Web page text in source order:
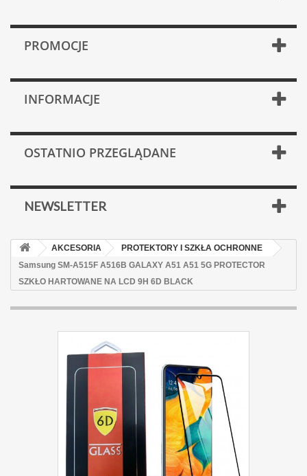
PROMOCJE
INFORMACJE
OSTATNIO PRZEGLĄDANE
NEWSLETTER
AKCESORIA
PROTEKTORY I SZKŁA OCHRONNE
Samsung SM-A515F A516B GALAXY A51 A51 5G PROTECTOR
SZKŁO HARTOWANE NA LCD 9H 6D BLACK